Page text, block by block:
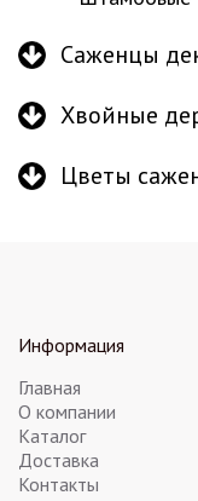
Саженцы
Хвойные
Цветы
Информация
Главная
О компании
Каталог
Доставка
Контакты